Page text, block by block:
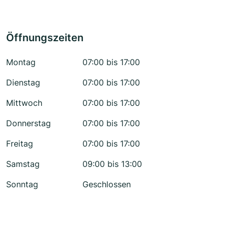
Öffnungszeiten
Montag
07:00 bis 17:00
Dienstag
07:00 bis 17:00
Mittwoch
07:00 bis 17:00
Donnerstag
07:00 bis 17:00
Freitag
07:00 bis 17:00
Samstag
09:00 bis 13:00
Sonntag
Geschlossen